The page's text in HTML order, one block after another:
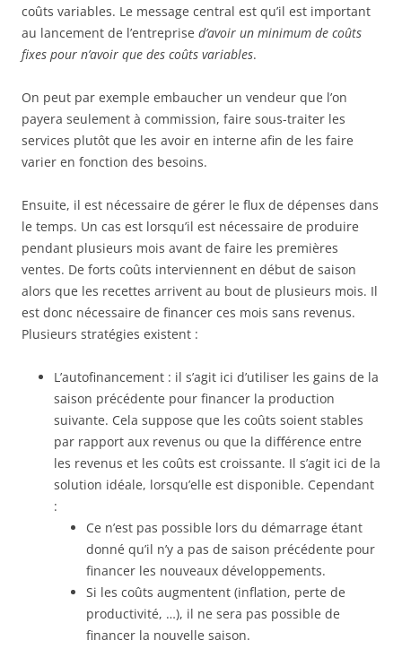
coûts variables. Le message central est qu’il est important
au lancement de l’entreprise d’avoir un minimum de coûts
fixes pour n’avoir que des coûts variables.
On peut par exemple embaucher un vendeur que l’on
payera seulement à commission, faire sous-traiter les
services plutôt que les avoir en interne afin de les faire
varier en fonction des besoins.
Ensuite, il est nécessaire de gérer le flux de dépenses dans
le temps. Un cas est lorsqu’il est nécessaire de produire
pendant plusieurs mois avant de faire les premières
ventes. De forts coûts interviennent en début de saison
alors que les recettes arrivent au bout de plusieurs mois. Il
est donc nécessaire de financer ces mois sans revenus.
Plusieurs stratégies existent :
L’autofinancement : il s’agit ici d’utiliser les gains de la
saison précédente pour financer la production
suivante. Cela suppose que les coûts soient stables
par rapport aux revenus ou que la différence entre
les revenus et les coûts est croissante. Il s’agit ici de la
solution idéale, lorsqu’elle est disponible. Cependant
:
Ce n’est pas possible lors du démarrage étant
donné qu’il n’y a pas de saison précédente pour
financer les nouveaux développements.
Si les coûts augmentent (inflation, perte de
productivité, …), il ne sera pas possible de
financer la nouvelle saison.